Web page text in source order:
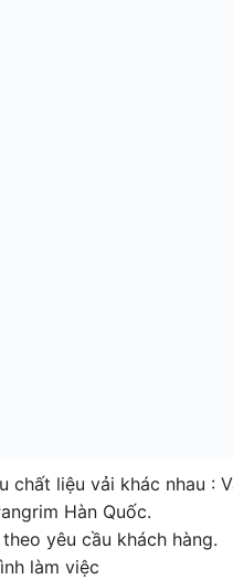
liệu vải khác nhau :
Hàn Quốc.
yêu cầu khách hàng.
làm việc